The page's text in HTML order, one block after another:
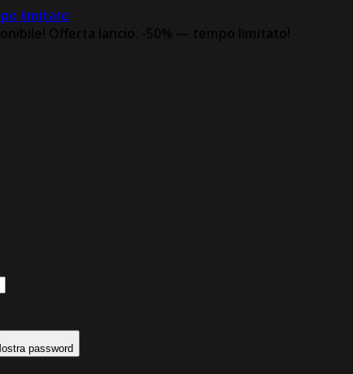
limitato
Offerta lancio: -50% — tempo limitato!
password